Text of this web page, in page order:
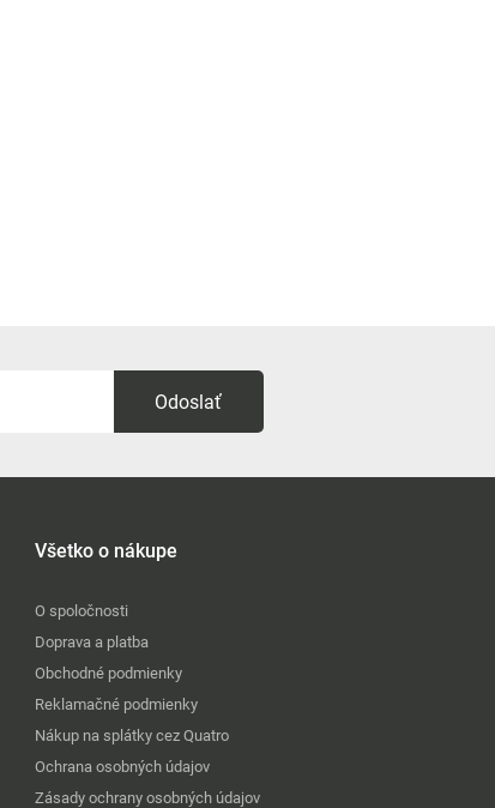
Odoslať
Všetko o nákupe
O spoločnosti
Doprava a platba
Obchodné podmienky
Reklamačné podmienky
Nákup na splátky cez Quatro
Ochrana osobných údajov
Zásady ochrany osobných údajov